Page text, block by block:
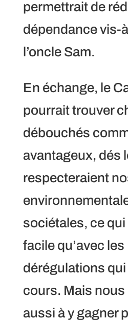
permettrait de
dépendance vis-
l’oncle Sam.
En échange, le
pourrait trouver
débouchés
avantageux, dés
respecteraient
sociétales, ce
facile qu’avec
dérégulations qui
cours. Mais
aussi à y gagner